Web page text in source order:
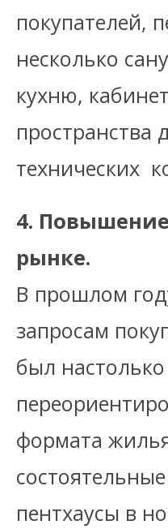
покупателей,
несколько
кухню,
технических
4.
рынке.
В прошлом
запросам
был
формата
пентхаусы в